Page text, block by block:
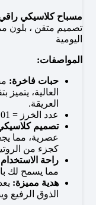
مسباح كلاسيكي
تصميم متقن ، بلون
اليومية
المواصفات:
حبات فاخرة:
العالية،
العريقة.
عدد الخرز = 101حجم الخرز = 6الوزن = 13.7
تصميم
عصرية، مما
كجزء من
راحة
مما يسمح لك
هدية مميزة:
الذوق